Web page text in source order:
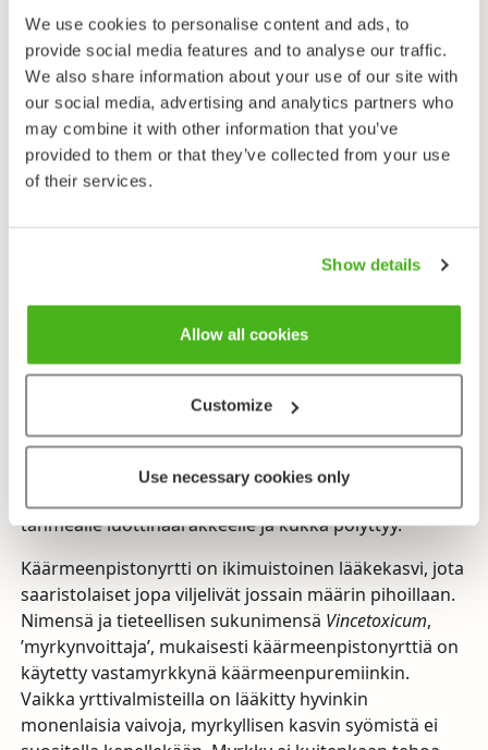
We use cookies to personalise content and ads, to
provide social media features and to analyse our traffic.
We also share information about your use of our site with
our social media, advertising and analytics partners who
may combine it with other information that you’ve
provided to them or that they’ve collected from your use
of their services.
Show details
Allow all cookies
Customize
Use necessary cookies only
Uudenkaupungin saaristossa.
Käärmeenpistonyrtin tuoksuvat kukat erittävät
runsaasti mettä, mutta niissä käy suhteellisen vähän
hyönteisiä. Vierailu kukkaan saattaa osoittautua
varsinkin pienille hyönteisillä kohtalokkaaksi ja
kukissa näkeekin usein kuolleita pikkuotuksia.
tarttumakanta, kuin pikkuruiset pihdit. Kukkaan
vetäytyessään jaloistaan tai imukärsästään helposti
kiikkiin tarttumakantaan. Jollei hyönteisellä ole voimia
kiskoa itseään irti, sen nolona loppuna on kuolla
ruokapöytänsä ääreen. Kookkaat hyönteiset
riuhtaisevat mukaansa tarttumakannan ja sen
mukana varrelliset siitepölymyhkyt. Tarttumakantaa
kuljettavan hyönteisen kurottaessa seuraavan kukan
tahmealle luottihaarakkeelle ja kukka pölyttyy.
Käärmeenpistonyrtti on ikimuistoinen lääkekasvi, jota
saaristolaiset jopa viljelivät jossain määrin pihoillaan.
Nimensä ja tieteellisen sukunimensä Vincetoxicum,
’myrkynvoittaja’, mukaisesti käärmeenpistonyrttiä on
käytetty vastamyrkkynä käärmeenpuremiinkin.
Vaikka yrttivalmisteilla on lääkitty hyvinkin
monenlaisia vaivoja, myrkyllisen kasvin syömistä ei